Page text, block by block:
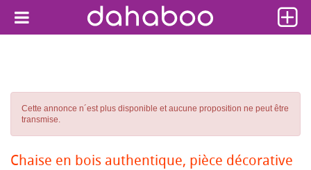
Cette annonce n´est plus disponible et aucune proposition ne peut être
transmise.
Chaise en bois authentique, pièce décorative